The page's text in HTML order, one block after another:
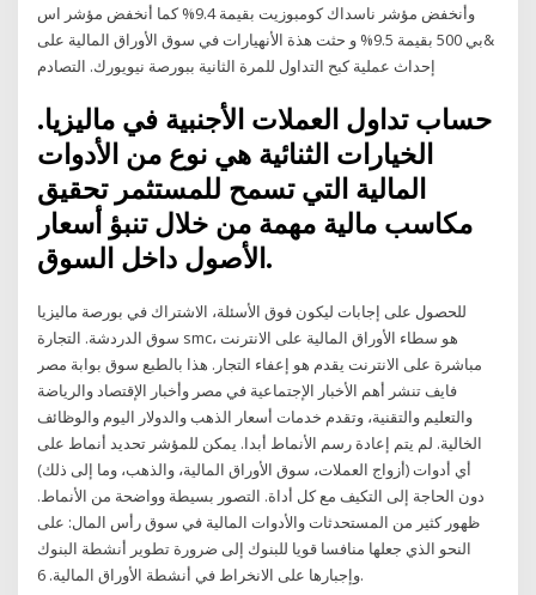
وأنخفض مؤشر ناسداك كومبوزيت بقيمة 9.4% كما أنخفض مؤشر اس
&بي 500 بقيمة 9.5% و حثت هذة الأنهيارات في سوق الأوراق المالية على
إحداث عملية كبح التداول للمرة الثانية ببورصة نيويورك. التصادم
حساب تداول العملات الأجنبية في ماليزيا.
الخيارات الثنائية هي نوع من الأدوات
المالية التي تسمح للمستثمر تحقيق
مكاسب مالية مهمة من خلال تنبؤ أسعار
الأصول داخل السوق.
للحصول على إجابات ليكون فوق الأسئلة، الاشتراك في بورصة ماليزيا
سوق الدردشة. التجارة smc، هو سطاء الأوراق المالية على الانترنت
مباشرة على الانترنت يقدم هو إعفاء التجار. هذا بالطبع سوق بوابة مصر
فايف تنشر أهم الأخبار الإجتماعية في مصر وأخبار الإقتصاد والرياضة
والتعليم والتقنية، وتقدم خدمات أسعار الذهب والدولار اليوم والوظائف
الخالية. لم يتم إعادة رسم الأنماط أبدا. يمكن للمؤشر تحديد أنماط على
أي أدوات (أزواج العملات، سوق الأوراق المالية، والذهب، وما إلى ذلك)
دون الحاجة إلى التكيف مع كل أداة. التصور بسيطة وواضحة من الأنماط.
ظهور كثير من المستحدثات والأدوات المالية في سوق رأس المال: على
النحو الذي جعلها منافسا قويا للبنوك إلى ضرورة تطوير أنشطة البنوك
وإجبارها على الانخراط في أنشطة الأوراق المالية. 6.